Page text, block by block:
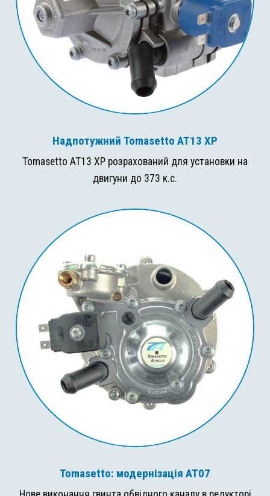
Надпотужний Tomasetto AT13 XP
Tomasetto AT13 XP розрахований для установки на
двигуни до 373 к.с.
Tomasetto: модернізація AT07